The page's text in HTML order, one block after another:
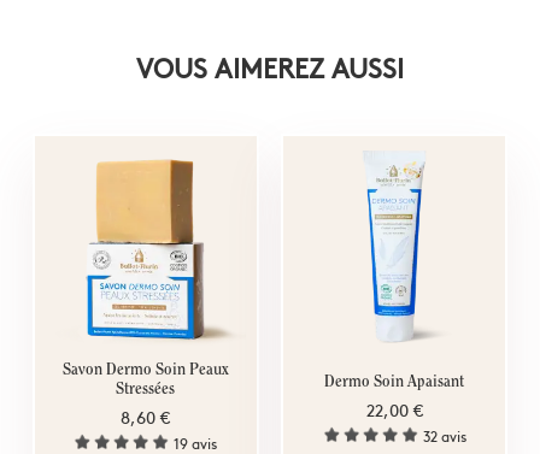
VOUS AIMEREZ AUSSI
Savon Dermo Soin Peaux
Stressées
8,60 €
19 avis
Dermo Soin Apaisant
22,00 €
32 avis